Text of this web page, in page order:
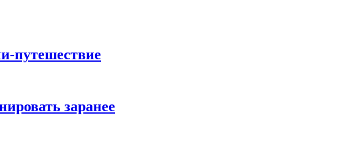
путешествие
заранее